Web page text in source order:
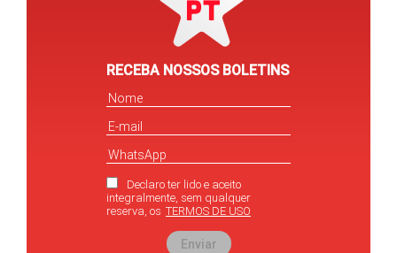
RECEBA NOSSOS BOLETINS
Declaro ter lido e aceito
integralmente, sem qualquer
reserva, os TERMOS DE USO
Enviar